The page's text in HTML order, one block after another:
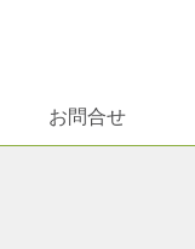
お問合せ